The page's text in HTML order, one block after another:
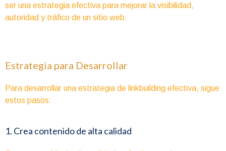
ser una estrategia efectiva para mejorar la visibilidad,
autoridad y tráfico de un sitio web.
Estrategia para Desarrollar
Para desarrollar una estrategia de linkbuilding efectiva, sigue
estos pasos:
1. Crea contenido de alta calidad